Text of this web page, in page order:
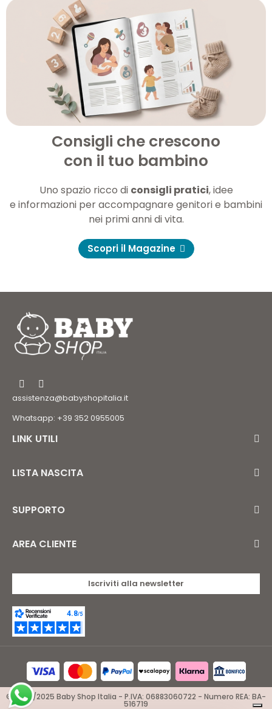
Consigli che crescono
con il tuo bambino
Uno spazio ricco di consigli pratici, idee
e informazioni per accompagnare genitori e bambini
nei primi anni di vita.
Scopri il Magazine
assistenza@babyshopitalia.it
Whatsapp: +39 352 0955005
LINK UTILI
LISTA NASCITA
SUPPORTO
AREA CLIENTE
Iscriviti alla newsletter
© 2024/2025 Baby Shop Italia - P.IVA: 06883060722 - Numero REA: BA-
516719